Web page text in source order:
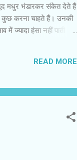
मधुर भंडारकर संकेत देते हैं
कुछ करना चाहते हैं। उनकी
ज्यादा हंसा नहीं पाती।
प्रेम नहीं है। यहां तक
READ MORE